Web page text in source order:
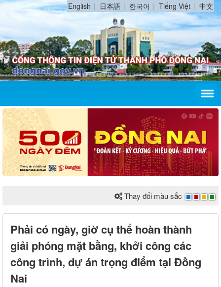
English 日本語 한국어 Tiếng Việt 中文
Thay đổi màu sắc
Phải có ngày, giờ cụ thể hoàn thành
giải phóng mặt bằng, khởi công các
công trình, dự án trọng điểm tại Đồng
Nai